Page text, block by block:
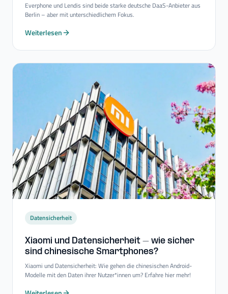
Everphone und Lendis sind beide starke deutsche DaaS-Anbieter aus
Berlin – aber mit unterschiedlichem Fokus.
Weiterlesen
Datensicherheit
Xiaomi und Datensicherheit – wie sicher
sind chinesische Smartphones?
Xiaomi und Datensicherheit: Wie gehen die chinesischen Android-
Modelle mit den Daten ihrer Nutzer*innen um? Erfahre hier mehr!